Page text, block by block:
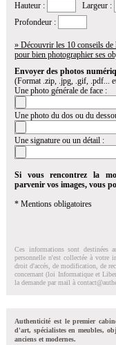
Hauteur :
Largeur :
Profondeur :
» Découvrir les 10 conseils de
pour bien photographier ses
Envoyer des photos
(Format .zip, .jpg, .gif, .pdf...
Une photo générale de face :
Une photo du dos ou du
Une signature ou un détail :
Si vous rencontrez la
parvenir vos images, vous
* Mentions obligatoires
Ces informations sont destinées
personnelle n'est collectée à votre
droit d'accés, de modification, de
concernant (loi Informatique et
la demande par mail à
Authenticité est le premier
d'art, spécialistes en meubles,
anciens et modernes.